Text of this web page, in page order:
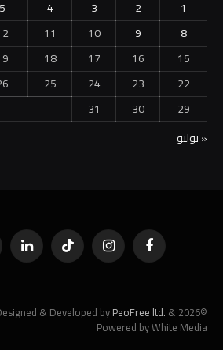
1
2
3
4
5
8
9
10
11
15
16
17
18
22
23
24
25
29
30
31
« يوليو
فيسبوك الانستغرامتيكتوك
©2026 BusinessNewsEg. Designed & Developed by
PeoFree ltd. &
Powered by White Media